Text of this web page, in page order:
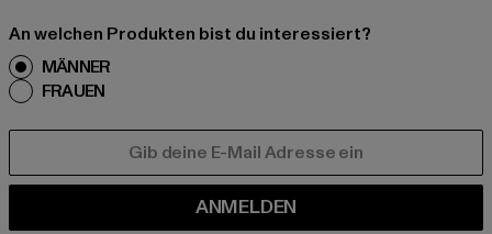
An welchen Produkten bist du interessiert?
MÄNNER
FRAUEN
ANMELDEN